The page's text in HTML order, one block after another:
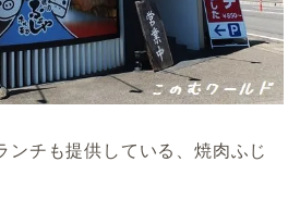
ンチも提供している、焼肉ふじ